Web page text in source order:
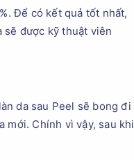
Để có kết quả tốt nhất,
sẽ được kỹ thuật viên
da sau Peel sẽ bong đi
mới. Chính vì vậy, sau khi